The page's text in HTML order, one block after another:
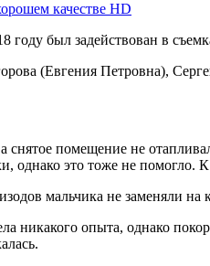
качестве HD
был задействован в
(Евгения Петровна),
снятое помещение не
однако это тоже не помогло.
мальчика не заменяли на
опыта, однако